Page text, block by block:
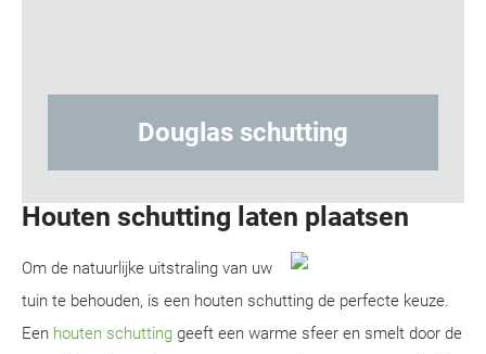
schutting Hout-
Houten schutting laten plaatsen
Om de natuurlijke uitstraling van uw
tuin te behouden, is een houten schutting de perfecte keuze.
Een houten schutting geeft een warme sfeer en smelt door de